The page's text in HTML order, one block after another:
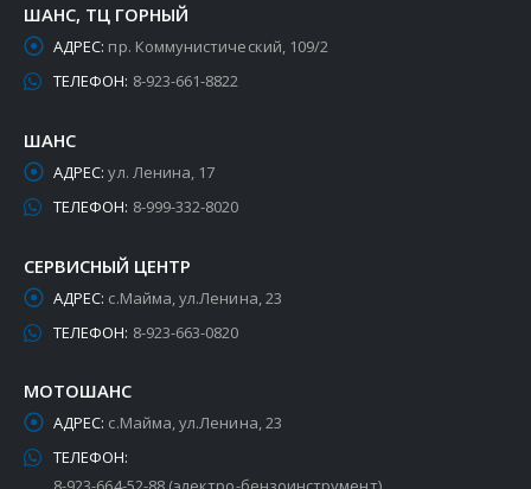
ШАНС, ТЦ ГОРНЫЙ
АДРЕС: пр. Коммунистический, 109/2
ТЕЛЕФОН: 8-923-661-8822
ШАНС
АДРЕС: ул. Ленина, 17
ТЕЛЕФОН: 8-999-332-8020
СЕРВИСНЫЙ ЦЕНТР
АДРЕС: с.Майма, ул.Ленина, 23
ТЕЛЕФОН: 8-923-663-0820
МОТОШАНС
АДРЕС: с.Майма, ул.Ленина, 23
ТЕЛЕФОН: